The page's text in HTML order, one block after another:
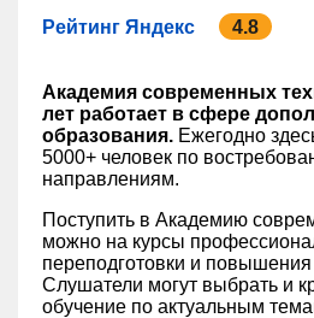
Рейтинг Яндекс 4.8
Академия современных
лет работает в сфере
образования. Ежегодно
5000+ человек по
направлениям.
Поступить в Академию
можно на курсы
переподготовки и
Слушатели могут выбрать и
обучение по актуальным